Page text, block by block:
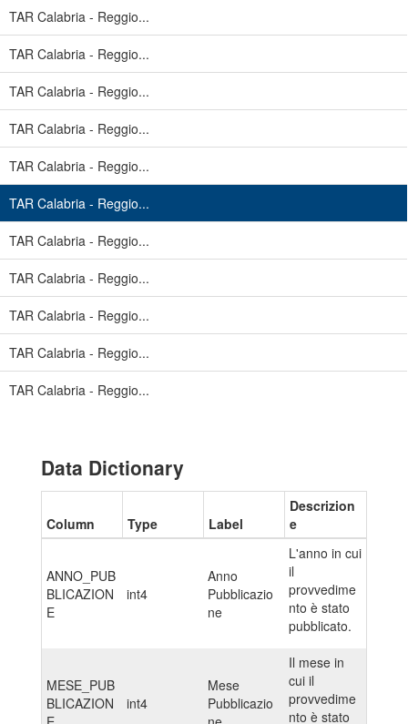
TAR Calabria - Reggio...
TAR Calabria - Reggio...
TAR Calabria - Reggio...
TAR Calabria - Reggio...
TAR Calabria - Reggio...
TAR Calabria - Reggio...
TAR Calabria - Reggio...
TAR Calabria - Reggio...
TAR Calabria - Reggio...
TAR Calabria - Reggio...
TAR Calabria - Reggio...
Data Dictionary
Column Type Label
Descrizion
e
ANNO_PUB
BLICAZION
E
int4
Anno
Pubblicazio
ne
L'anno in cui
il
provvedime
nto è stato
pubblicato.
MESE_PUB
BLICAZION
int4
Mese
Pubblicazio
Il mese in
cui il
provvedime
nto è stato